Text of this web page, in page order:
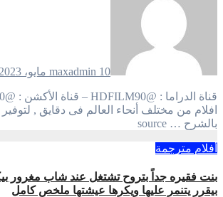
maxadmin 10 مايو، 2023
قناة الدراما : @HDFILM90 – قناة الأكشن : @hdaction90 ملخص
افلام من مختلف أنحاء العالم فى دقايق ,
بالشرح … source
أفلام مترجمة
بنت فقيره جداً بتروح تشتغل عند شاب مغرور
بيقرر يتنمر عليها ويكرها عيشتها ملخص كامل